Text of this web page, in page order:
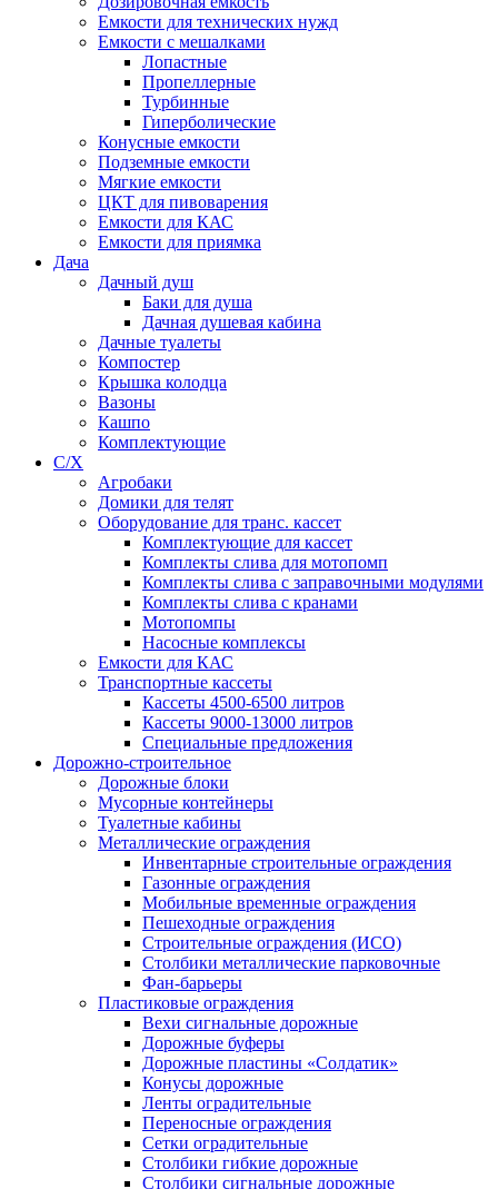
Емкости для технических нужд
Емкости с мешалками
Лопастные
Пропеллерные
Турбинные
Гиперболические
Конусные емкости
Подземные емкости
Мягкие емкости
ЦКТ для пивоварения
Емкости для КАС
Емкости для приямка
Дача
Дачный душ
Баки для душа
Дачная душевая кабина
Дачные туалеты
Компостер
Крышка колодца
Вазоны
Кашпо
Комплектующие
С/Х
Агробаки
Домики для телят
Оборудование для транс. кассет
Комплектующие для кассет
Комплекты слива для мотопомп
Комплекты слива с заправочными модулями
Комплекты слива с кранами
Мотопомпы
Насосные комплексы
Емкости для КАС
Транспортные кассеты
Кассеты 4500-6500 литров
Кассеты 9000-13000 литров
Специальные предложения
Дорожно-строительное
Дорожные блоки
Мусорные контейнеры
Туалетные кабины
Металлические ограждения
Инвентарные строительные ограждения
Газонные ограждения
Мобильные временные ограждения
Пешеходные ограждения
Строительные ограждения (ИСО)
Столбики металлические парковочные
Фан-барьеры
Пластиковые ограждения
Вехи сигнальные дорожные
Дорожные буферы
Дорожные пластины «Солдатик»
Конусы дорожные
Ленты оградительные
Переносные ограждения
Сетки оградительные
Столбики гибкие дорожные
Столбики сигнальные дорожные